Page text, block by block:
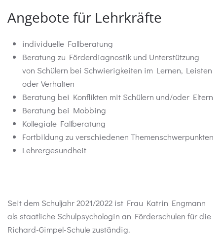
Angebote für Lehrkräfte
individuelle Fallberatung
Beratung zu Förderdiagnostik und Unterstützung
von Schülern bei Schwierigkeiten im Lernen, Leisten
oder Verhalten
Beratung bei Konflikten mit Schülern und/oder Eltern
Beratung bei Mobbing
Kollegiale Fallberatung
Fortbildung zu verschiedenen Themenschwerpunkten
Lehrergesundheit
Seit dem Schuljahr 2021/2022 ist Frau Katrin Engmann
als staatliche Schulpsychologin an Förderschulen für die
Richard-Gimpel-Schule zuständig.